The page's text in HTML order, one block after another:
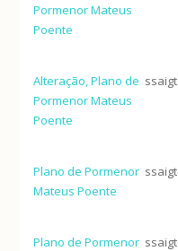
Pormenor Mateus
Poente
Alteração, Plano de
Pormenor Mateus
Poente
ssaigt
Plano de Pormenor
Mateus Poente
ssaigt
Plano de Pormenor ssaigt